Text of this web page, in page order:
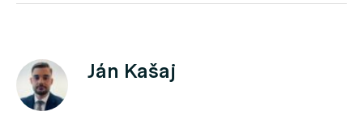
Ján Kašaj